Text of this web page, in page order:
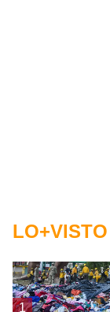
LO+VISTO
1